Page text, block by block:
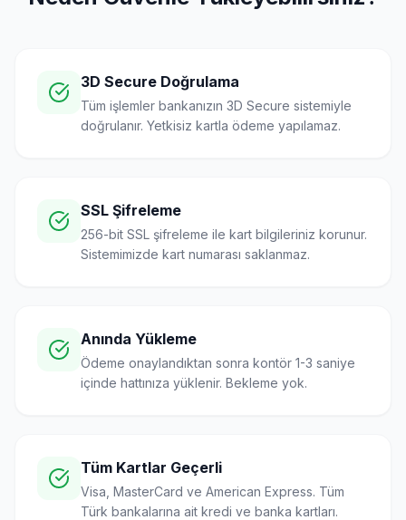
3D Secure Doğrulama
Tüm işlemler bankanızın 3D Secure sistemiyle
doğrulanır. Yetkisiz kartla ödeme yapılamaz.
SSL Şifreleme
256-bit SSL şifreleme ile kart bilgileriniz korunur.
Sistemimizde kart numarası saklanmaz.
Anında Yükleme
Ödeme onaylandıktan sonra kontör 1-3 saniye
içinde hattınıza yüklenir. Bekleme yok.
Tüm Kartlar Geçerli
Visa, MasterCard ve American Express. Tüm
Türk bankalarına ait kredi ve banka kartları.